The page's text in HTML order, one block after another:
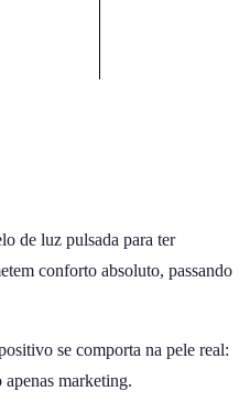
de luz pulsada para ter
conforto absoluto, passando
se comporta na pele real:
apenas marketing.